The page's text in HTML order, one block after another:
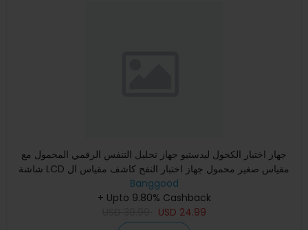
جهاز اختبار الكحول ليدستيو جهاز تحليل التنفس الرقمي المحمول مع
شاشة LCD مقياس صغير محمول جهاز اختبار النفخ كاشف مقياس ال
Banggood
+ Upto 9.80% Cashback
USD 24.99